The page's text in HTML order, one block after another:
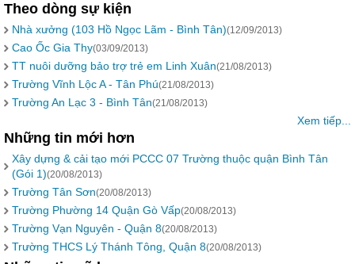
Theo dòng sự kiện
Nhà xưởng (103 Hồ Ngọc Lãm - Bình Tân)(12/09/2013)
Cao Ốc Gia Thy(03/09/2013)
TT nuôi dưỡng bảo trợ trẻ em Linh Xuân(21/08/2013)
Trường Vĩnh Lộc A - Tân Phú(21/08/2013)
Trường An Lạc 3 - Bình Tân(21/08/2013)
Xem tiếp...
Những tin mới hơn
Xây dựng & cải tạo mới PCCC 07 Trường thuộc quận Bình Tân
(Gói 1)(20/08/2013)
Trường Tân Sơn(20/08/2013)
Trường Phường 14 Quận Gò Vấp(20/08/2013)
Trường Vạn Nguyên - Quận 8(20/08/2013)
Trường THCS Lý Thánh Tông, Quận 8(20/08/2013)